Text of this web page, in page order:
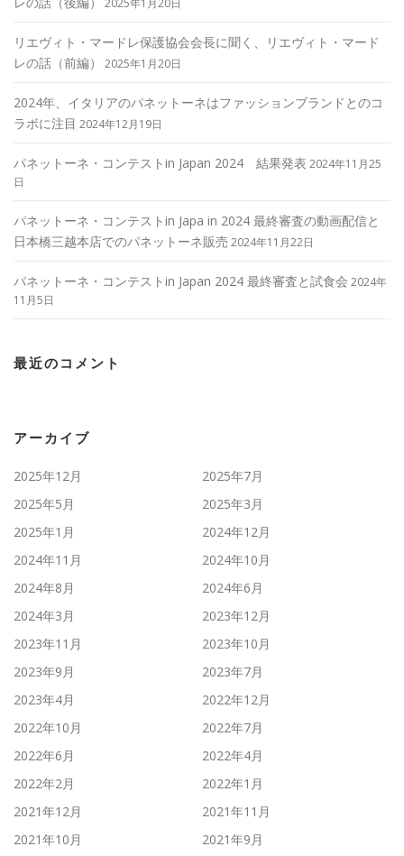
2025年1月20日
リエヴィト・マードレ保護協会会長に聞く、リエヴィト・マード
レの話（前編）
2025年1月20日
2024年、イタリアのパネットーネはファッションブランドとのコ
ラボに注目 2024年12月19日
パネットーネ・コンテストin Japan 2024 結果発表 2024年11月25
日
パネットーネ・コンテストin Japa in 2024 最終審査の動画配信と
日本橋三越本店でのパネットーネ販売 2024年11月22日
パネットーネ・コンテストin Japan 2024 最終審査と試食会 2024年
11月5日
最近のコメント
アーカイブ
2025年12月
2025年7月
2025年5月
2025年3月
2025年1月
2024年12月
2024年11月
2024年10月
2024年8月
2024年6月
2024年3月
2023年12月
2023年11月
2023年10月
2023年9月
2023年7月
2023年4月
2022年12月
2022年10月
2022年7月
2022年6月
2022年4月
2022年2月
2022年1月
2021年12月
2021年11月
2021年10月
2021年9月